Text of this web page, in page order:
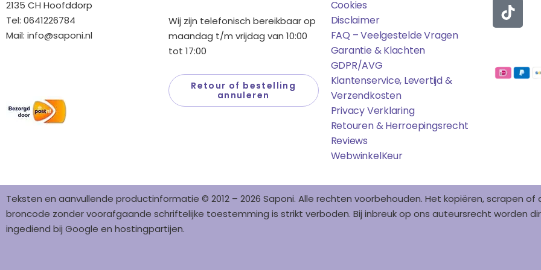
2135 CH Hoofddorp
Tel: 0641226784
Mail: info@saponi.nl
Wij zijn telefonisch bereikbaar op
maandag t/m vrijdag van 10:00
tot 17:00
Retour of bestelling
annuleren
Cookies
Disclaimer
FAQ – Veelgestelde Vragen
Garantie & Klachten
GDPR/AVG
Klantenservice, Levertijd &
Verzendkosten
Privacy Verklaring
Retouren & Herroepingsrecht
Reviews
WebwinkelKEur
C
E
B
O
K
K
T
O
Teksten en aanvullende productinformatie © 2012 – 2026 Saponi. Alle rechten voorbehouden. Het kopiëren, scrapen
broncode zonder voorafgaande schriftelijke toestemming is strikt verboden. Bij inbreuk op ons auteursrecht worden
ingediend bij Google en hostingpartijen.